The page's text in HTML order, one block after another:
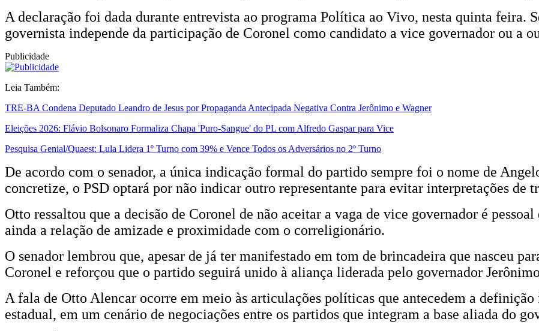
A declaração foi dada durante entrevista ao programa Política ao Vivo, nesta quinta feira.
governista independe da participação de Coronel como candidato a vice governador ou a
Publicidade
Leia Também:
TRE-BA Condena Deputado Leandro de Jesus por Propaganda Antecipada Negativa Contra Jerônimo e Wagner
Eleições 2026: Flávio Bolsonaro Formaliza Chapa 'Puro-Sangue' do PL com Alfredo Gaspar para Vice
Pesquisa Genial/Quaest: Lula Lidera 1º Turno com 39% e Vence Todos os Adversários no 2º Turno
De acordo com o senador, a única indicação formal do partido sempre foi o nome de
concretize, o PSD optará por não indicar outro representante para evitar interpretações de
Otto ressaltou que a decisão de Coronel de não aceitar a vaga de vice governador é
ainda a relação de amizade e proximidade com o correligionário.
O senador lembrou que, apesar de já ter manifestado em tom de brincadeira que nasceu
Coronel e reforçou que o partido seguirá unido à aliança liderada pelo governador
A fala de Otto Alencar ocorre em meio às articulações políticas que antecedem a
estadual, em um cenário de negociações entre os partidos que integram a base aliada do